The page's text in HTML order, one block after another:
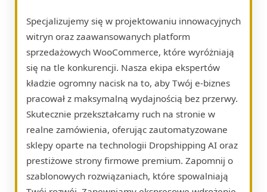
Specjalizujemy się w projektowaniu innowacyjnych
witryn oraz zaawansowanych platform
sprzedażowych WooCommerce, które wyróżniają
się na tle konkurencji. Nasza ekipa ekspertów
kładzie ogromny nacisk na to, aby Twój e-biznes
pracował z maksymalną wydajnością bez przerwy.
Skutecznie przekształcamy ruch na stronie w
realne zamówienia, oferując zautomatyzowane
sklepy oparte na technologii Dropshipping AI oraz
prestiżowe strony firmowe premium. Zapomnij o
szablonowych rozwiązaniach, które spowalniają